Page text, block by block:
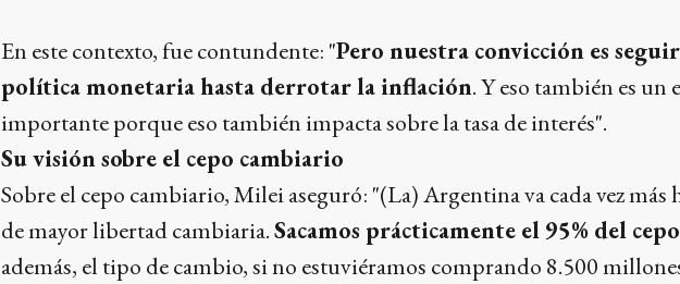
En este contexto, fue contundente: "Pero nuestra convicción es
política monetaria hasta derrotar la inflación. Y eso también es un
importante porque eso también impacta sobre la tasa de interés".
Su visión sobre el cepo cambiario
Sobre el cepo cambiario, Milei aseguró: "(La) Argentina va cada vez más
de mayor libertad cambiaria.Sacamos prácticamente el 95% del cepo
además, el tipo de cambio, si no estuviéramos comprando 8.500